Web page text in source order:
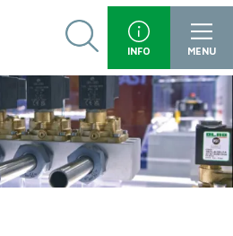
INFO MENU